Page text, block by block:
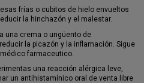
frías o cubitos de hielo envueltos
la hinchazón y el malestar.
una crema o ungüento de
la picazón y la inflamación. Sigue
farmaceutico.
una reacción alérgica leve,
un antihistamínico oral de venta libre